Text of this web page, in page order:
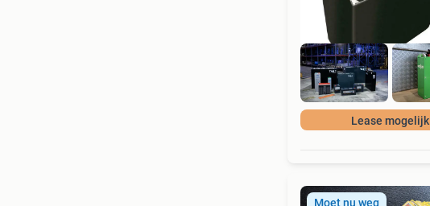
Lease mogelijk
Moet nu weg